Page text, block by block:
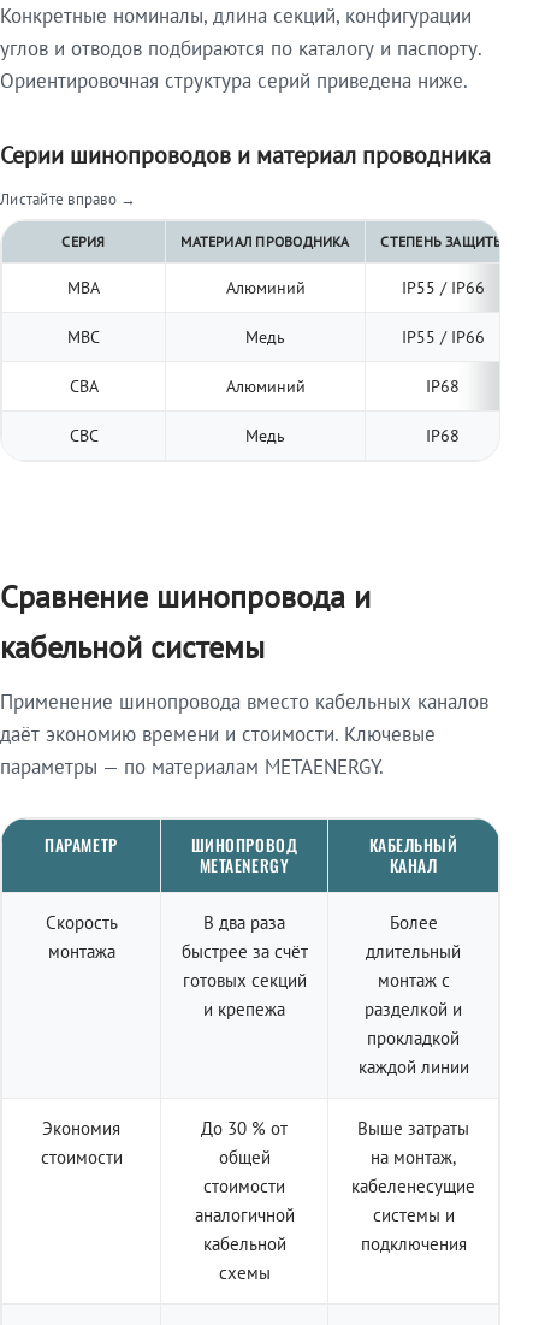
Конкретные номиналы, длина секций, конфигурации
углов и отводов подбираются по каталогу и паспорту.
Ориентировочная структура серий приведена ниже.
Серии шинопроводов и материал проводника
Листайте вправо →
СЕРИЯ МАТЕРИАЛ ПРОВОДНИКА СТЕПЕНЬ ЗАЩИТЫ
МВА Алюминий IP55 / IP66
МВС Медь IP55 / IP66
СВА Алюминий IP68
СВС Медь IP68
Сравнение шинопровода и
кабельной системы
Применение шинопровода вместо кабельных каналов
даёт экономию времени и стоимости. Ключевые
параметры — по материалам METAENERGY.
ПАРАМЕТР
ШИНОПРОВОД
METAENERGY
КАБЕЛЬНЫЙ
КАНАЛ
Скорость
монтажа
В два раза
быстрее за счёт
готовых секций
и крепежа
Более
длительный
монтаж с
разделкой и
прокладкой
каждой линии
Экономия
стоимости
До 30 % от
общей
стоимости
аналогичной
кабельной
схемы
Выше затраты
на монтаж,
кабеленесущие
системы и
подключения